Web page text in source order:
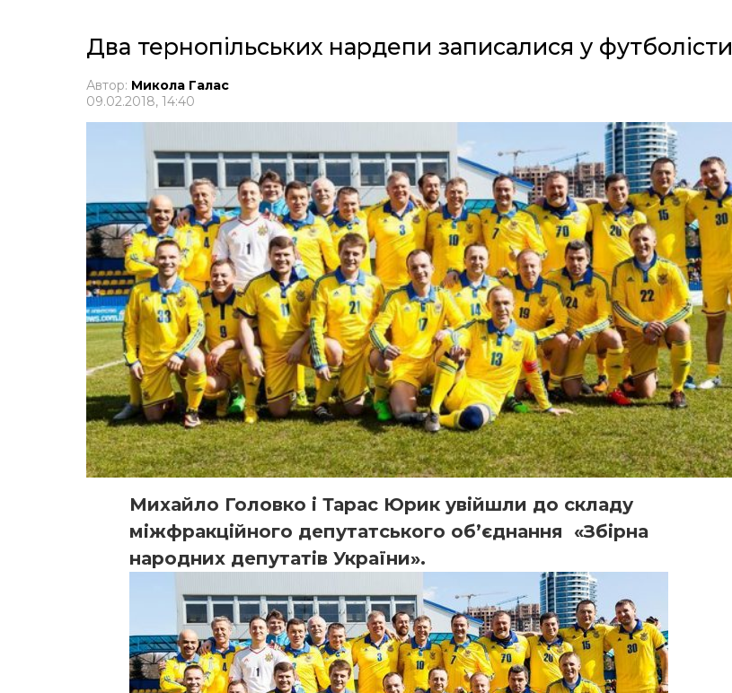
Два тернопільських нардепи записалися у футболісти
Автор: Микола Галас
09.02.2018, 14:40
Михайло Головко і Тарас Юрик увійшли до складу
міжфракційного депутатського об’єднання «Збірна
народних депутатів України».